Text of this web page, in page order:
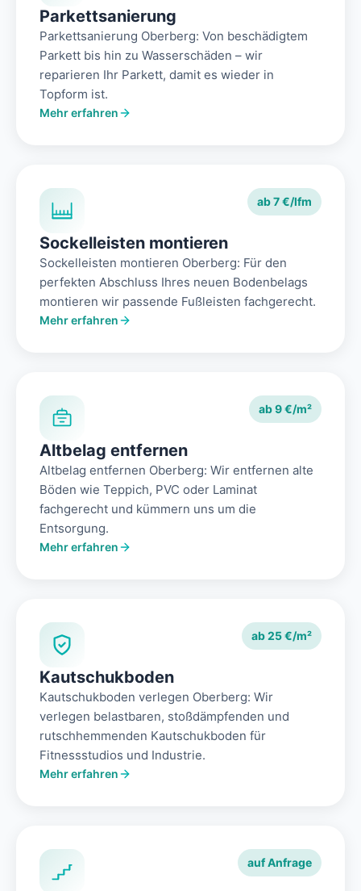
Parkettsanierung
Parkettsanierung Oberberg: Von beschädigtem
Parkett bis hin zu Wasserschäden – wir
reparieren Ihr Parkett, damit es wieder in
Topform ist.
Mehr erfahren
ab 7 €/lfm
Sockelleisten montieren
Sockelleisten montieren Oberberg: Für den
perfekten Abschluss Ihres neuen Bodenbelags
montieren wir passende Fußleisten fachgerecht.
Mehr erfahren
ab 9 €/m²
Altbelag entfernen
Altbelag entfernen Oberberg: Wir entfernen alte
Böden wie Teppich, PVC oder Laminat
fachgerecht und kümmern uns um die
Entsorgung.
Mehr erfahren
ab 25 €/m²
Kautschukboden
Kautschukboden verlegen Oberberg: Wir
verlegen belastbaren, stoßdämpfenden und
rutschhemmenden Kautschukboden für
Fitnessstudios und Industrie.
Mehr erfahren
auf Anfrage